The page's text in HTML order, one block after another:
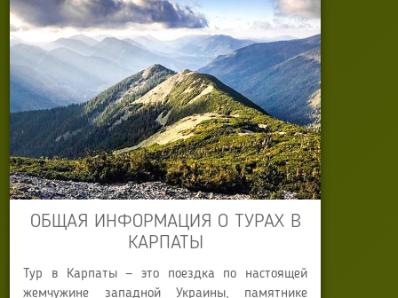
ОБЩАЯ ИНФОРМАЦИЯ О ТУРАХ В
КАРПАТЫ
Тур в Карпаты — это поездка по настоящей
жемчужине западной Украины, памятнике